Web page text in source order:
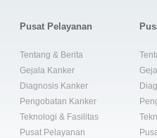
Pusat Pelayanan
Tentang & Berita
Gejala Kanker
Diagnosis Kanker
Pengobatan Kanker
Teknologi & Fasilitas
Pusat Pelayanan